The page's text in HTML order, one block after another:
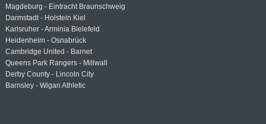
Magdeburg - Eintracht Braunschweig
Darmstadt - Holstein Kiel
Karlsruher - Arminia Bielefeld
Heidenheim - Osnabrück
Cambridge United - Barnet
Queens Park Rangers - Millwall
Derby County - Lincoln City
Barnsley - Wigan Athletic